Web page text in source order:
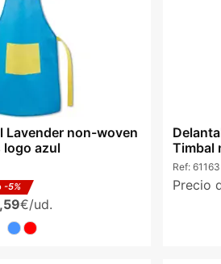
Lavender non-woven
logo azul
-5%
€/ud.
Timbal
Ref: 61163
Precio